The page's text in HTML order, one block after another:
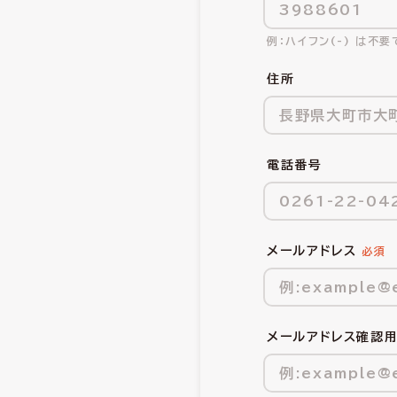
ハイフン(-) は不要
住所
電話番号
メールアドレス
メールアドレス確認